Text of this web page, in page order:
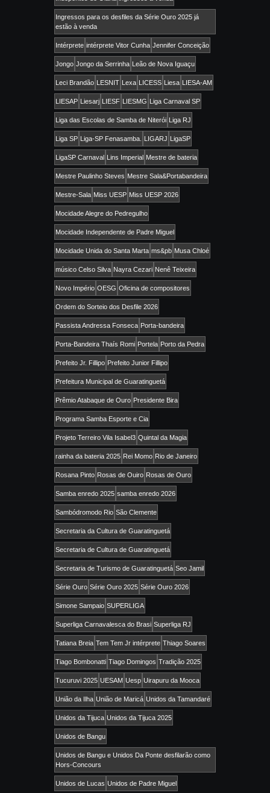
Ingressos para os desfiles da Série Ouro 2025 já
estão à venda
Intérprete intérprete Vitor Cunha Jennifer Conceição
Jongo Jongo da Serrinha Leão de Nova Iguaçu
Leci Brandão LESNIT Lexa LICESS Liesa LIESA-AM
LIESAP Liesarj LIESF LIESMG Liga Carnaval SP
Liga das Escolas de Samba de Niterói Liga RJ
Liga SP Liga-SP Fenasamba. LIGARJ LigaSP
LigaSP Carnaval Lins Imperial Mestre de bateria
Mestre Paulinho Steves Mestre Sala&Portabandeira
Mestre-Sala Miss UESP Miss UESP 2026
Mocidade Alegre do Pedregulho
Mocidade Independente de Padre Miguel
Mocidade Unida do Santa Marta ms&pb Musa Chloé
músico Celso Silva Nayra Cezari Nenê Teixeira
Novo Império OESG Oficina de compositores
Ordem do Sorteio dos Desfile 2026
Passista Andressa Fonseca Porta-bandeira
Porta-Bandeira Thaís Romi Portela Porto da Pedra
Prefeito Jr. Fillipo Prefeito Junior Fillipo
Prefeitura Municipal de Guaratinguetá
Prêmio Atabaque de Ouro Presidente Bira
Programa Samba Esporte e Cia
Projeto Terreiro Vila Isabel3 Quintal da Magia
rainha da bateria 2025 Rei Momo Rio de Janeiro
Rosana Pinto Rosas de Ouiro Rosas de Ouro
Samba enredo 2025 samba enredo 2026
Sambódromodo Rio São Clemente
Secretaria da Cultura de Guaratinguetá
Secretaria de Cultura de Guaratinguetá
Secretaria de Turismo de Guaratinguetá Seo Jamil
Série Ouro Série Ouro 2025 Série Ouro 2026
Simone Sampaio SUPERLIGA
Superliga Carnavalesca do Brasi Superliga RJ
Tatiana Breia Tem Tem Jr intérprete Thiago Soares
Tiago Bombonatti Tiago Domingos Tradição 2025
Tucuruvi 2025 UESAM Uesp Uirapuru da Mooca
União da Ilha União de Maricá Unidos da Tamandaré
Unidos da Tijuca Unidos da Tijuca 2025
Unidos de Bangu
Unidos de Bangu e Unidos Da Ponte desfilarão como
Hors-Concours
Unidos de Lucas Unidos de Padre Miguel